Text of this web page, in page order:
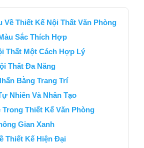
Về Thiết Kế Nội Thất Văn Phòng
Sắc Thích Hợp
Thất Một Cách Hợp Lý
Thất Đa Năng
Bằng Trang Trí
Nhiên Và Nhân Tạo
Trong Thiết Kế Văn Phòng
Gian Xanh
Thiết Kế Hiện Đại